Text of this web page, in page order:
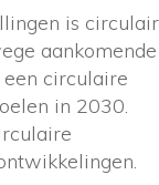
is circulair
aankomende
circulaire
in 2030.